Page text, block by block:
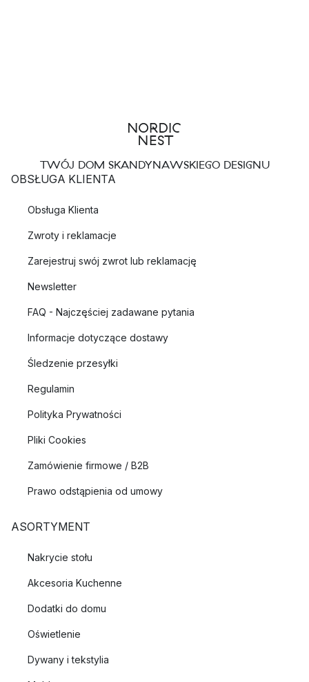
TWÓJ DOM SKANDYNAWSKIEGO DESIGNU
OBSŁUGA KLIENTA
Obsługa Klienta
Zwroty i reklamacje
Zarejestruj swój zwrot lub reklamację
Newsletter
FAQ - Najczęściej zadawane pytania
Informacje dotyczące dostawy
Śledzenie przesyłki
Regulamin
Polityka Prywatności
Pliki Cookies
Zamówienie firmowe / B2B
Prawo odstąpienia od umowy
ASORTYMENT
Nakrycie stołu
Akcesoria Kuchenne
Dodatki do domu
Oświetlenie
Dywany i tekstylia